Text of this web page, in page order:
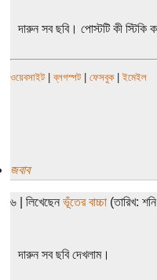
দারুন সব ছবি। পোস্টটি কী স্টিকি
ওয়েবসাইট|ব্লগস্পট| ফেসবুক|ইমেইল
জবাব
৬ | লিখেছেন ভূঁতের বাচ্চা(তারিখ:
দারুন সব ছবি দেখলাম।